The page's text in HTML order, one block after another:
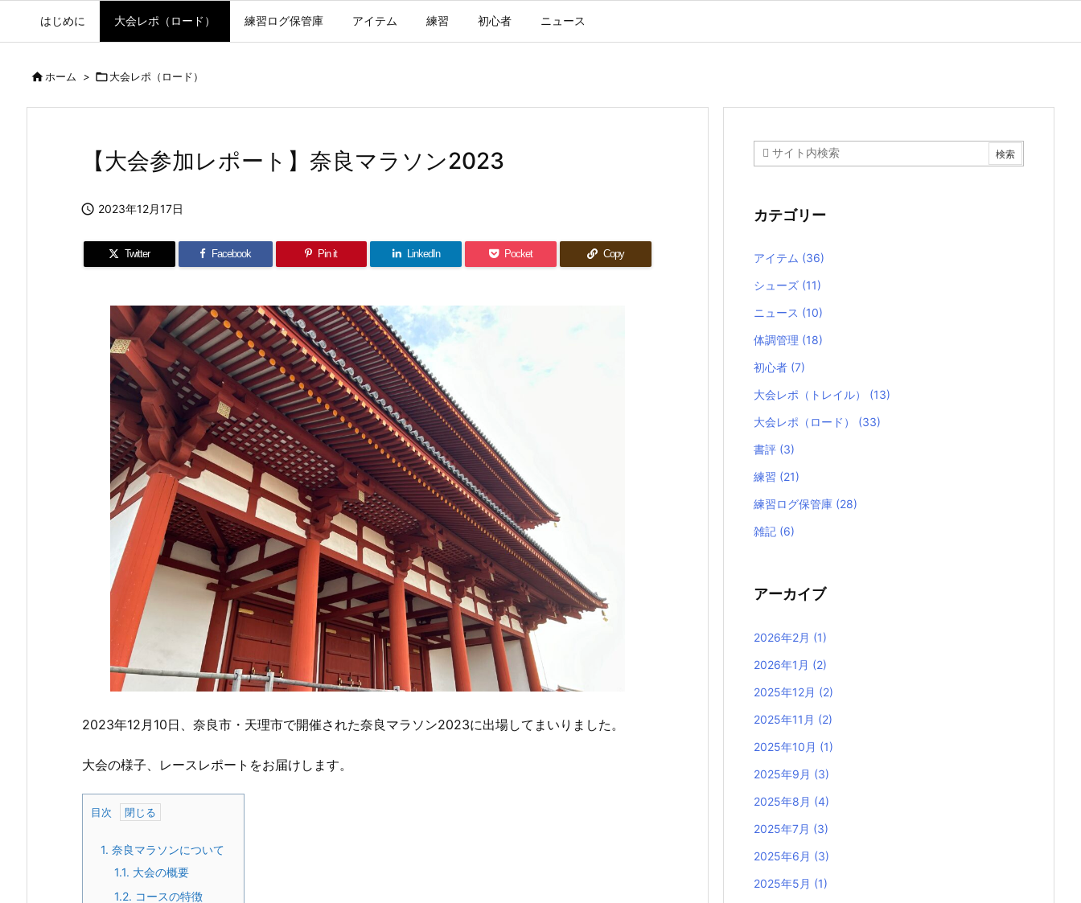
はじめに 大会レポ（ロード） 練習ログ保管庫 アイテム 練習 初心者 ニュース
ホーム > 大会レポ（ロード）
【大会参加レポート】奈良マラソン2023
 2023年12月17日
Twitter Facebook Pin it LinkedIn Pocket Copy
2023年12月10日、奈良市・天理市で開催された奈良マラソン2023に出場してまいりました。
大会の様子、レースレポートをお届けします。
目次
1. 奈良マラソンについて
1.1. 大会の概要
1.2. コースの特徴
カテゴリー
アイテム (36)
シューズ (11)
ニュース (10)
体調管理 (18)
初心者 (7)
大会レポ（トレイル） (13)
大会レポ（ロード） (33)
書評 (3)
練習 (21)
練習ログ保管庫 (28)
雑記 (6)
アーカイブ
2026年2月 (1)
2026年1月 (2)
2025年12月 (2)
2025年11月 (2)
2025年10月 (1)
2025年9月 (3)
2025年8月 (4)
2025年7月 (3)
2025年6月 (3)
2025年5月 (1)